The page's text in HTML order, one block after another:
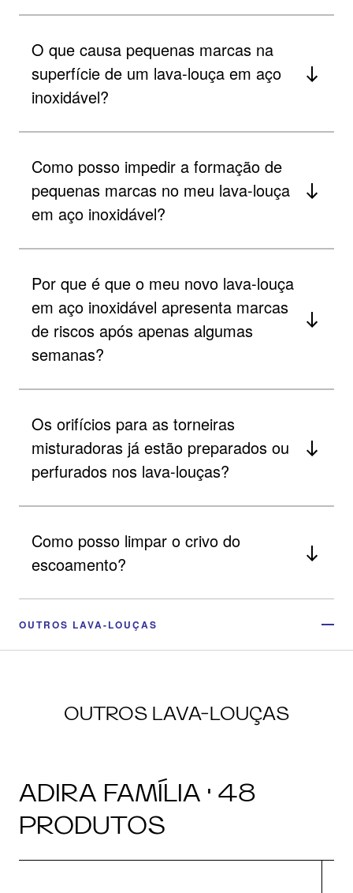
O que causa pequenas marcas na
superfície de um lava-louça em aço
inoxidável?
Como posso impedir a formação de
pequenas marcas no meu lava-louça
em aço inoxidável?
Por que é que o meu novo lava-louça
em aço inoxidável apresenta marcas
de riscos após apenas algumas
semanas?
Os orifícios para as torneiras
misturadoras já estão preparados ou
perfurados nos lava-louças?
Como posso limpar o crivo do
escoamento?
OUTROS LAVA-LOUÇAS
OUTROS LAVA-LOUÇAS
ADIRA FAMÍLIA · 48
PRODUTOS